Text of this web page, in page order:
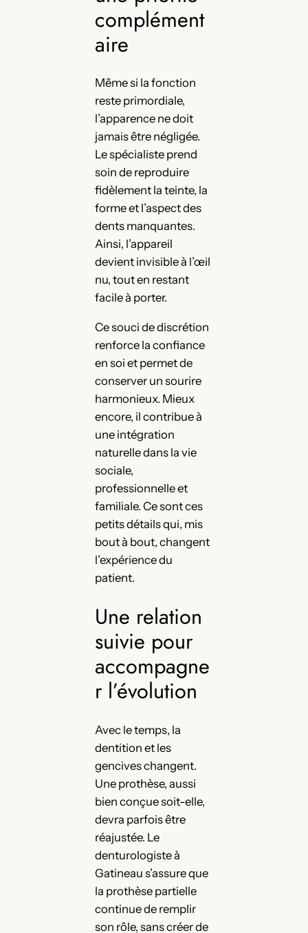
complément
aire
Même si la fonction
reste primordiale,
l’apparence ne doit
jamais être négligée.
Le spécialiste prend
soin de reproduire
fidèlement la teinte, la
forme et l’aspect des
dents manquantes.
Ainsi, l’appareil
devient invisible à l’œil
nu, tout en restant
facile à porter.
Ce souci de discrétion
renforce la confiance
en soi et permet de
conserver un sourire
harmonieux. Mieux
encore, il contribue à
une intégration
naturelle dans la vie
sociale,
professionnelle et
familiale. Ce sont ces
petits détails qui, mis
bout à bout, changent
l’expérience du
patient.
Une relation
suivie pour
accompagne
r l’évolution
Avec le temps, la
dentition et les
gencives changent.
Une prothèse, aussi
bien conçue soit-elle,
devra parfois être
réajustée. Le
denturologiste à
Gatineau s’assure que
la prothèse partielle
continue de remplir
son rôle, sans créer de